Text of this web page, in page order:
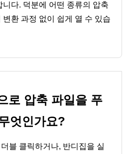
니다. 덕분에 어떤 종류의 압축
변환 과정 없이 쉽게 열 수 있습
로 압축 파일을 푸
엇인가요?
블 클릭하거나, 반디집을 실